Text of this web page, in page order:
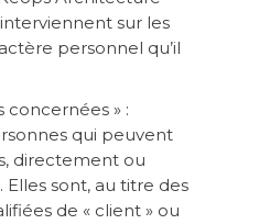
sur les
personnel qu’il
concernées » :
qui peuvent
directement ou
sont, au titre des
de « client » ou